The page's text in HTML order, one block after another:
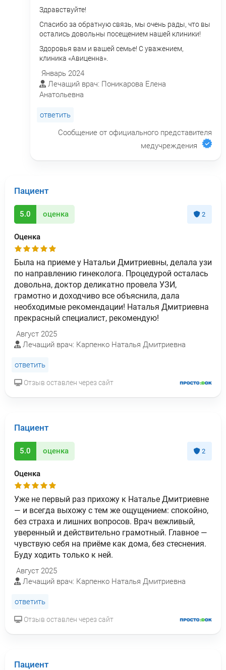
Здравствуйте!
Спасибо за обратную связь, мы очень рады, что вы
остались довольны посещением нашей клиники!
Здоровья вам и вашей семье! С уважением,
клиника «Авиценна».
Январь 2024
Лечащий врач: Поникарова Елена
Анатольевна
ответить
Сообщение от официального представителя
медучреждения
Пациент
5.0 оценка 2
Оценка
Была на приеме у Натальи Дмитриевны, делала узи
по направлению гинеколога. Процедурой осталась
довольна, доктор деликатно провела УЗИ,
грамотно и доходчиво все объяснила, дала
необходимые рекомендации! Наталья Дмитриевна
прекрасный специалист, рекомендую!
Август 2025
Лечащий врач: Карпенко Наталья Дмитриевна
ответить
Отзыв оставлен через сайт
Пациент
5.0 оценка 2
Оценка
Уже не первый раз прихожу к Наталье Дмитриевне
— и всегда выхожу с тем же ощущением: спокойно,
без страха и лишних вопросов. Врач вежливый,
уверенный и действительно грамотный. Главное —
чувствую себя на приёме как дома, без стеснения.
Буду ходить только к ней.
Август 2025
Лечащий врач: Карпенко Наталья Дмитриевна
ответить
Отзыв оставлен через сайт
Пациент